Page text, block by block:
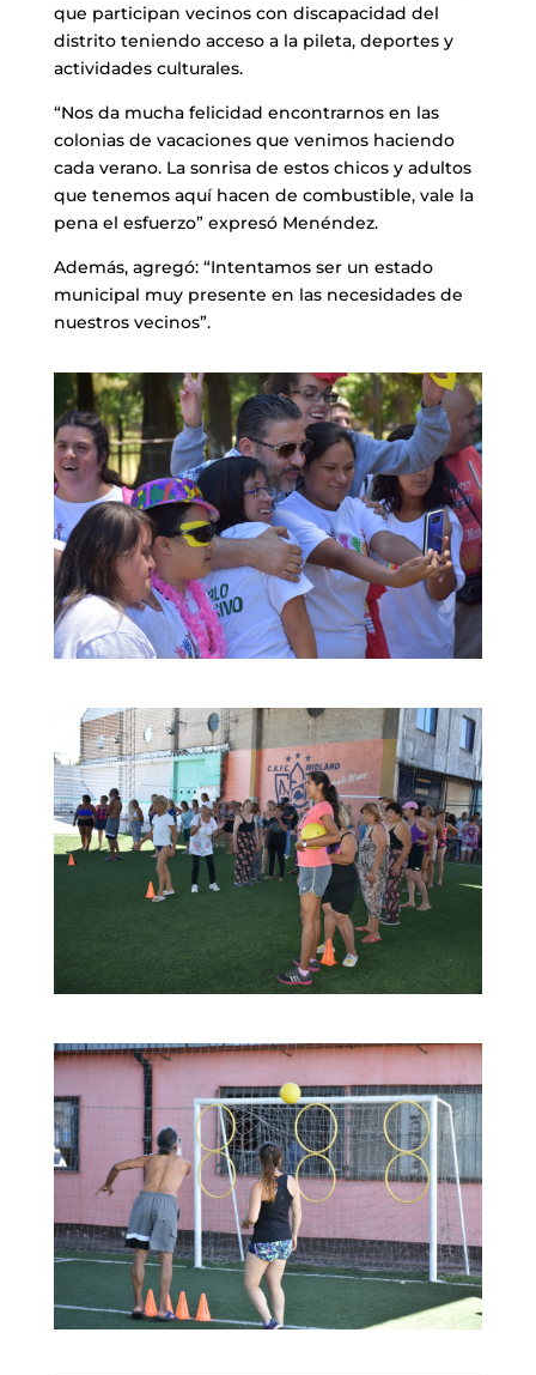
que participan vecinos con discapacidad del
distrito teniendo acceso a la pileta, deportes y
actividades culturales.
“Nos da mucha felicidad encontrarnos en las
colonias de vacaciones que venimos haciendo
cada verano. La sonrisa de estos chicos y adultos
que tenemos aquí hacen de combustible, vale la
pena el esfuerzo” expresó Menéndez.
Además, agregó: “Intentamos ser un estado
municipal muy presente en las necesidades de
nuestros vecinos”.